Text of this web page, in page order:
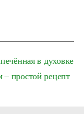
в духовке
простой рецепт